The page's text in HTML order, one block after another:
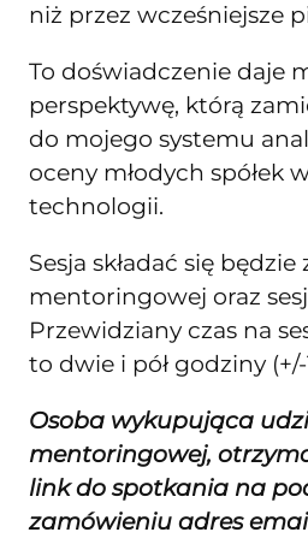
niż przez wcześniejsze
To doświadczenie daje
perspektywę, którą
do mojego systemu
oceny młodych spółek
technologii.
Sesja składać się będzie
mentoringowej oraz
Przewidziany czas na
to dwie i pół godziny
Osoba wykupująca
mentoringowej,
link do spotkania na
zamówieniu adres